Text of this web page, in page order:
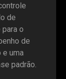
de
o
de
e uma
padrão.